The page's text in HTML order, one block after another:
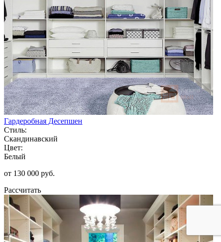
Гардеробная Десепшен
Стиль:
Скандинавский
Цвет:
Белый
от 130 000 руб.
Рассчитать